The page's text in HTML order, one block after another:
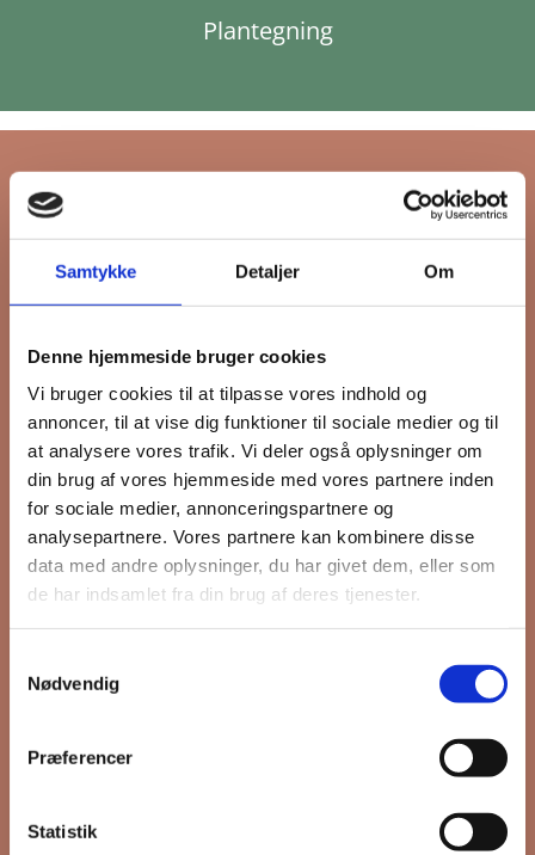
Samtykke Detaljer Om
Denne hjemmeside bruger cookies
Vi bruger cookies til at tilpasse vores indhold og
annoncer, til at vise dig funktioner til sociale medier og til
at analysere vores trafik. Vi deler også oplysninger om
din brug af vores hjemmeside med vores partnere inden
for sociale medier, annonceringspartnere og
analysepartnere. Vores partnere kan kombinere disse
data med andre oplysninger, du har givet dem, eller som
de har indsamlet fra din brug af deres tjenester.
Nødvendig
Præferencer
Statistik
Plantegning
Tilmeld dig FB
nyhedsbrev
Hold dig opdateret på hvad der sker
på Grønttorvet. I vores nyhedsbrev
sender vi blandt andet invitation til
VIP Åbent Hus, når vi sætter nye
boliger til salg og udlejning, så du